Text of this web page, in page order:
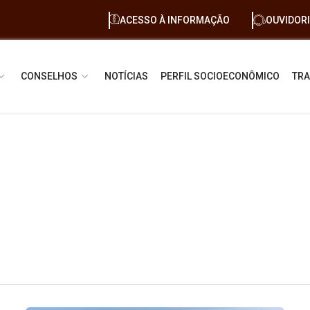
ACESSO À INFORMAÇÃO
CONSELHOS NOTÍCIAS PERFIL SOCIOECONÔMICO